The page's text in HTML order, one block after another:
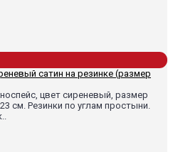
сатин на резинке (размер
цвет сиреневый, размер
см. Резинки по углам простыни.